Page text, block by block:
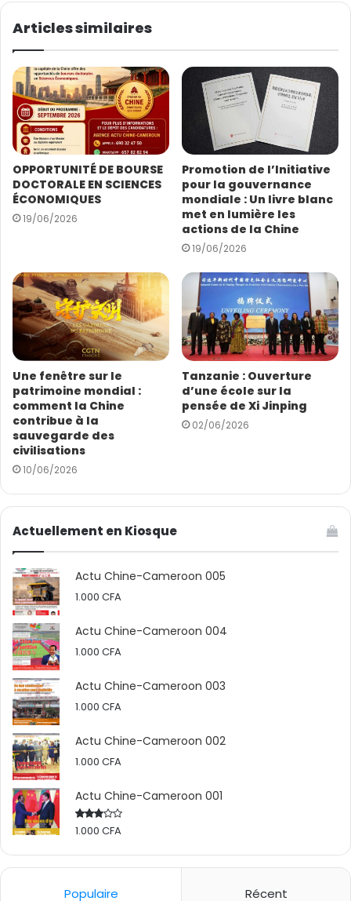
o
r
e
a
d
s
s
e
E
m
Articles similaires
OPPORTUNITÉ DE BOURSE
DOCTORALE EN SCIENCES
ÉCONOMIQUES
19/06/2026
Promotion de l’Initiative
pour la gouvernance
mondiale : Un livre blanc
met en lumière les
actions de la Chine
19/06/2026
Une fenêtre sur le
patrimoine mondial :
comment la Chine
contribue à la
sauvegarde des
civilisations
10/06/2026
Tanzanie : Ouverture
d’une école sur la
pensée de Xi Jinping
02/06/2026
Actuellement en Kiosque
Actu Chine-Cameroon 005
1.000 CFA
Actu Chine-Cameroon 004
1.000 CFA
Actu Chine-Cameroon 003
1.000 CFA
Actu Chine-Cameroon 002
1.000 CFA
Actu Chine-Cameroon 001
Rated
1.000 CFA
Populaire Récent